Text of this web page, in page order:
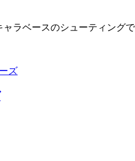
ラベースのシューティング